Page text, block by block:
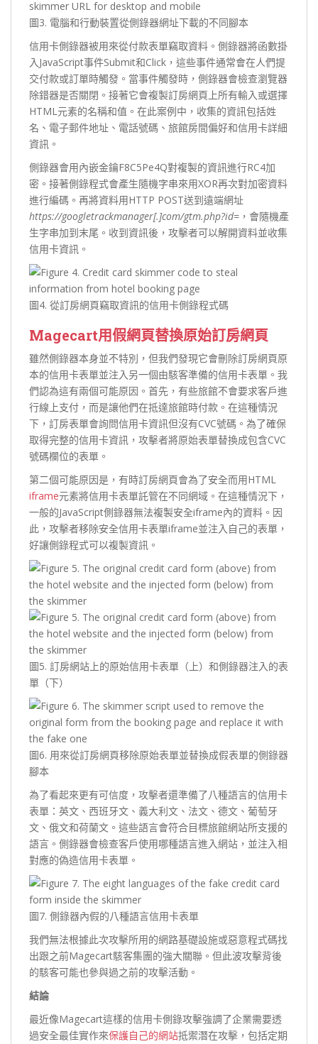
圖3. 電腦和行動裝置從側錄器網址下載的不同腳本
信用卡側錄器被用來從付款表單竊取資料。側錄器將函數掛
入JavaScript事件Submit和Click，這些事件通常會在人們提
交付款或訂單時觸發。當事件觸發時，側錄器會檢查瀏覽器
除錯器是否關閉。接著它會複製訂房網頁上所有輸入或選擇
HTML元素的名稱和值。在此案例中，收集的資訊包括姓
名、電子郵件地址、電話號碼、旅館房間偏好和信用卡詳細
資訊。
側錄器會用內嵌金鑰F8C5Pe4Q對複製的資訊進行RC4加
密。接著側錄程式會產生隨機字串來用XOR再次對加密資料
進行編碼。再將資料用HTTP POST送到遠端網址
https://googletrackmanager[.]com/gtm.php?id= ，會隨機產
生字串加到末尾。收到資訊後，攻擊者可以解開資料並收集
信用卡資訊。
圖4. 從訂房網頁竊取資訊的信用卡側錄程式碼
Magecart用假網頁替換原始訂房網頁
雖然側錄器本身並不特別，但我們發現它會刪除訂房網頁原
本的信用卡表單並注入另一個由駭客準備的信用卡表單。我
們認為這有兩個可能原因。首先，有些旅館不會要求客戶進
行線上支付，而是讓他們在抵達旅館時付款。在這種情況
下，訂房表單會詢問信用卡資訊但沒有CVC號碼。為了確保
取得完整的信用卡資訊，攻擊者將原始表單替換成包含CVC
號碼欄位的表單。
第二個可能原因是，有時訂房網頁會為了安全而用HTML
iframe元素將信用卡表單託管在不同網域。在這種情況下，
一般的JavaScript側錄器無法複製安全iframe內的資料。因
此，攻擊者移除安全信用卡表單iframe並注入自己的表單，
好讓側錄程式可以複製資訊。
圖5. 訂房網站上的原始信用卡表單（上）和側錄器注入的表
單（下）
圖6. 用來從訂房網頁移除原始表單並替換成假表單的側錄器
腳本
為了看起來更有可信度，攻擊者還準備了八種語言的信用卡
表單：英文、西班牙文、義大利文、法文、德文、葡萄牙
文、俄文和荷蘭文。這些語言會符合目標旅館網站所支援的
語言。側錄器會檢查客戶使用哪種語言進入網站，並注入相
對應的偽造信用卡表單。
圖7. 側錄器內假的八種語言信用卡表單
我們無法根據此次攻擊所用的網路基礎設施或惡意程式碼找
出跟之前Magecart駭客集團的強大關聯。但此波攻擊背後
的駭客可能也參與過之前的攻擊活動。
結論
最近像Magecart這樣的信用卡側錄攻擊強調了企業需要透
過安全最佳實作來保護自己的網站抵禦潛在攻擊，包括定期